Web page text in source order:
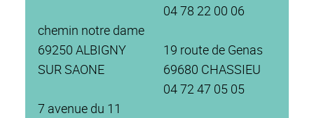
chemin notre dame
69250 ALBIGNY
SUR SAONE
7 avenue du 11
04 78 22 00 06
19 route de Genas
69680 CHASSIEU
04 72 47 05 05